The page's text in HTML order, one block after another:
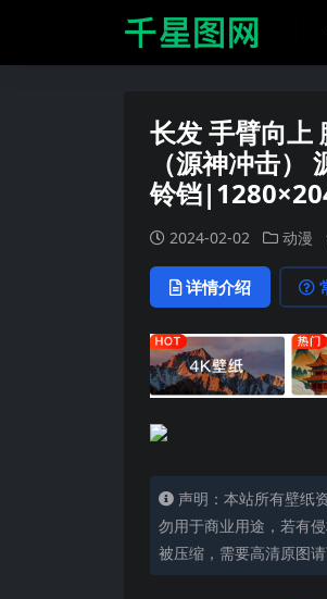
长发 手臂向上
（源神冲击
铃铛
2024-02-02 动漫
详情介绍
声明：本站所有壁纸
勿用于商业用途，若有
被压缩，需要高清原图请